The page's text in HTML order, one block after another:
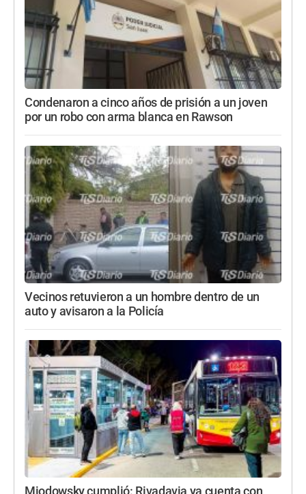
Condenaron a cinco años de prisión a un joven
por un robo con arma blanca en Rawson
Vecinos retuvieron a un hombre dentro de un
auto y avisaron a la Policía